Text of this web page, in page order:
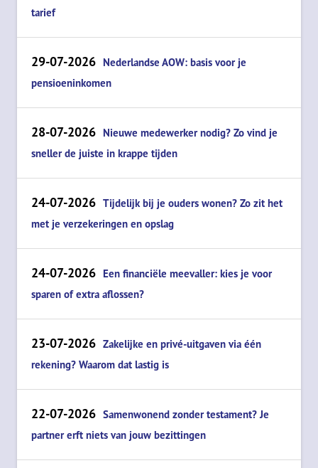
tarief
29-07-2026 Nederlandse AOW: basis voor je
pensioeninkomen
28-07-2026 Nieuwe medewerker nodig? Zo vind je
sneller de juiste in krappe tijden
24-07-2026 Tijdelijk bij je ouders wonen? Zo zit het
met je verzekeringen en opslag
24-07-2026 Een financiële meevaller: kies je voor
sparen of extra aflossen?
23-07-2026 Zakelijke en privé-uitgaven via één
rekening? Waarom dat lastig is
22-07-2026 Samenwonend zonder testament? Je
partner erft niets van jouw bezittingen